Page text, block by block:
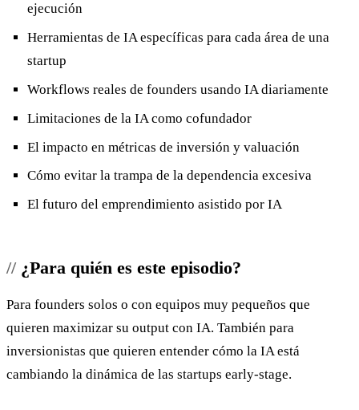
ejecución
Herramientas de IA específicas para cada área de una
startup
Workflows reales de founders usando IA diariamente
Limitaciones de la IA como cofundador
El impacto en métricas de inversión y valuación
Cómo evitar la trampa de la dependencia excesiva
El futuro del emprendimiento asistido por IA
¿Para quién es este episodio?
Para founders solos o con equipos muy pequeños que
quieren maximizar su output con IA. También para
inversionistas que quieren entender cómo la IA está
cambiando la dinámica de las startups early-stage.